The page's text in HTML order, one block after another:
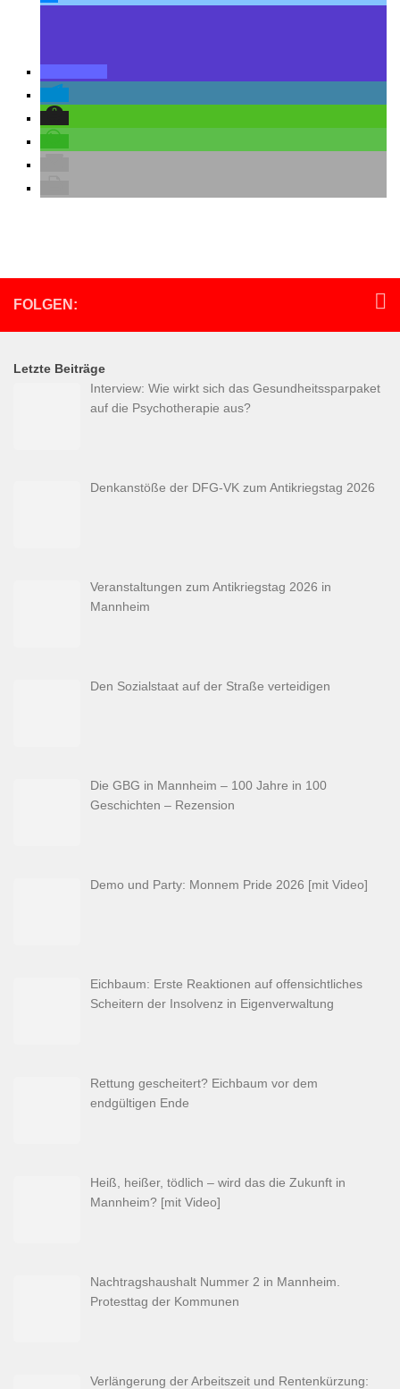
FOLGEN:
Letzte Beiträge
Interview: Wie wirkt sich das Gesundheitssparpaket
auf die Psychotherapie aus?
Denkanstöße der DFG-VK zum Antikriegstag 2026
Veranstaltungen zum Antikriegstag 2026 in
Mannheim
Den Sozialstaat auf der Straße verteidigen
Die GBG in Mannheim – 100 Jahre in 100
Geschichten – Rezension
Demo und Party: Monnem Pride 2026 [mit Video]
Eichbaum: Erste Reaktionen auf offensichtliches
Scheitern der Insolvenz in Eigenverwaltung
Rettung gescheitert? Eichbaum vor dem
endgültigen Ende
Heiß, heißer, tödlich – wird das die Zukunft in
Mannheim? [mit Video]
Nachtragshaushalt Nummer 2 in Mannheim.
Protesttag der Kommunen
Verlängerung der Arbeitszeit und Rentenkürzung: